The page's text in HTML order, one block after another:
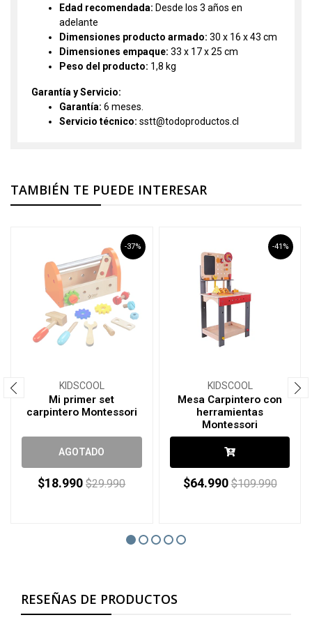
Edad recomendada: Desde los 3 años en
adelante
Dimensiones producto armado: 30 x 16 x 43 cm
Dimensiones empaque: 33 x 17 x 25 cm
Peso del producto: 1,8 kg
Garantía y Servicio:
Garantía: 6 meses.
Servicio técnico: sstt@todoproductos.cl
TAMBIÉN TE PUEDE INTERESAR
-37%
KIDSCOOL
Mi primer set
carpintero Montessori
AGOTADO
$18.990 $29.990
-41%
KIDSCOOL
Mesa Carpintero con
herramientas
Montessori
$64.990 $109.990
RESEÑAS DE PRODUCTOS